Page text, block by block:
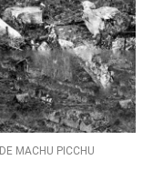
MACHU PICCHU